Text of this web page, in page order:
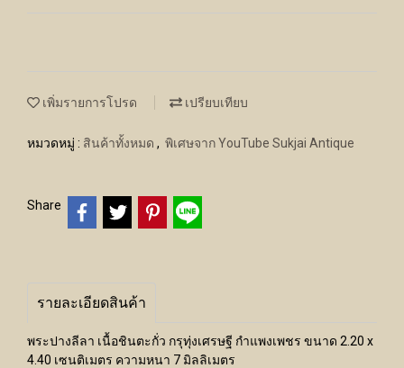
เพิ่มรายการโปรด เปรียบเทียบ
หมวดหมู่ : สินค้าทั้งหมด , พิเศษจาก YouTube Sukjai Antique
Share
รายละเอียดสินค้า
พระปางลีลา เนื้อชินตะกั่ว กรุทุ่งเศรษฐี กำแพงเพชร ขนาด 2.20 x
4.40 เซนติเมตร ความหนา 7 มิลลิเมตร